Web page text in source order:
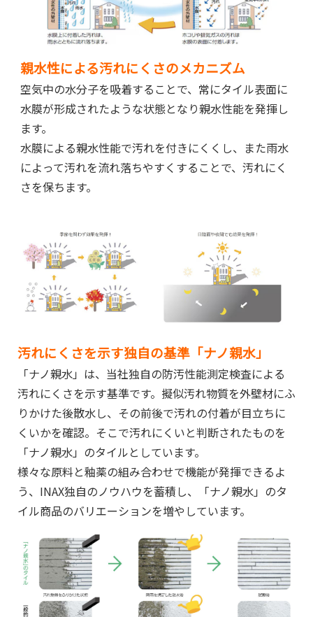
親水性による汚れにくさのメカニズム
空気中の水分子を吸着することで、常にタイル表面に
水膜が形成されたような状態となり親水性能を発揮し
ます。
水膜による親水性能で汚れを付きにくくし、また雨水
によって汚れを流れ落ちやすくすることで、汚れにく
さを保ちます。
汚れにくさを示す独自の基準「ナノ親水」
「ナノ親水」は、当社独自の防汚性能測定検査による
汚れにくさを示す基準です。擬似汚れ物質を外壁材にふ
りかけた後散水し、その前後で汚れの付着が目立ちに
くいかを確認。そこで汚れにくいと判断されたものを
「ナノ親水」のタイルとしています。
様々な原料と釉薬の組み合わせで機能が発揮できるよ
う、INAX独自のノウハウを蓄積し、「ナノ親水」のタ
イル商品のバリエーションを増やしています。